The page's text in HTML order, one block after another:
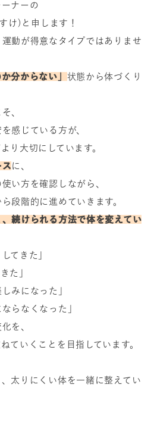
ナーの
け)と申します！
動が得意なタイプではありませ
分からない」 状態から体づくり
、
感じている方が、
り大切にしています。
ス に、
い方を確認しながら、
段階的に進めていきます。
続けられる方法で体を変えてい
てきた」
た」
みになった」
らなくなった」
を、
ていくことを目指しています。
太りにくい体を一緒に整えてい